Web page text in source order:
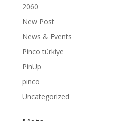
2060
New Post
News & Events
Pinco türkiye
PinUp
pınco
Uncategorized